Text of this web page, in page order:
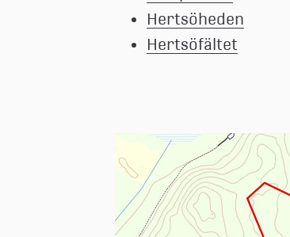
Hertsöheden
Hertsöfältet